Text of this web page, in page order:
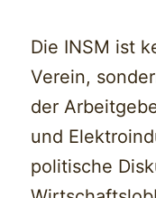
Die INSM ist
Verein,
der
und
politische